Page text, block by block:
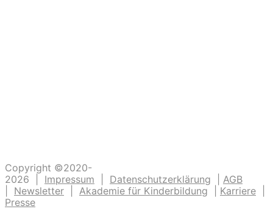
Copyright ©2020-
2026 | Impressum Datenschutzerklärung
AGB
Newsletter Akademie für Kinderbildung Karriere
Presse